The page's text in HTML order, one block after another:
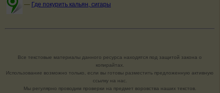
— Где покурить кальян, сигары
Все текстовые материалы данного ресурса находятся под защитой закона о
копирайтах.
Использование возможно только, если вы готовы разместить предложенную активную
ссылку на нас.
Мы регулярно проводим проверки на предмет воровства наших текстов.